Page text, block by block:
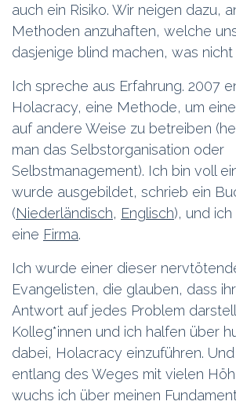
auch ein Risiko. Wir neigen dazu,
Methoden anzuhaften, welche uns
dasjenige blind machen, was nicht
Ich spreche aus Erfahrung. 2007
Holacracy, eine Methode, um
auf andere Weise zu betreiben
man das Selbstorganisation oder
Selbstmanagement). Ich bin voll
wurde ausgebildet, schrieb ein
(Niederländisch, Englisch), und
eine Firma.
Ich wurde einer dieser
Evangelisten, die glauben, dass
Antwort auf jedes Problem
Kolleg*innen und ich halfen über
dabei, Holacracy einzuführen.
entlang des Weges mit vielen
wuchs ich über meinen